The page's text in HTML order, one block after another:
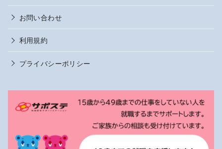
お問い合わせ
利用規約
プライバシーポリシー